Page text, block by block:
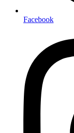
Facebook